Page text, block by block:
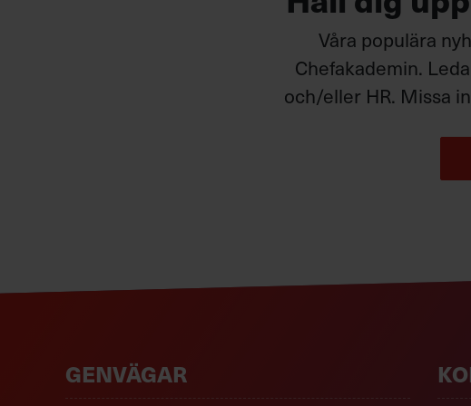
Våra populära
Chefakademin.
och/eller HR. Missa
GENVÄGAR